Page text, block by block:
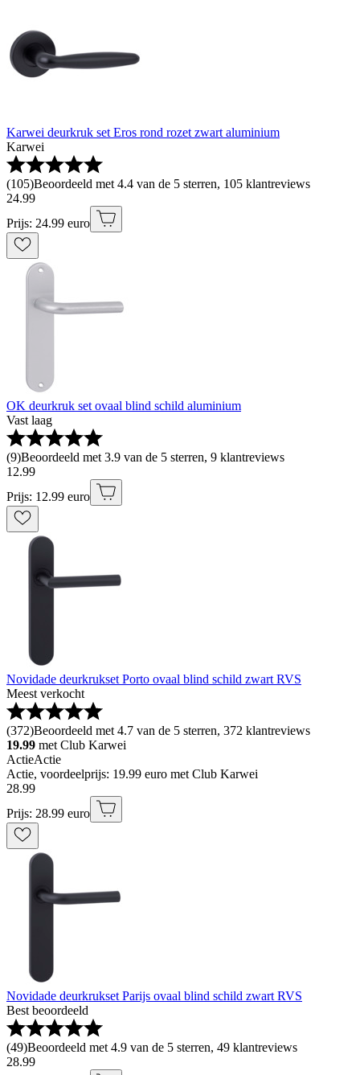
Karwei deurkruk set Eros rond rozet zwart aluminium
Karwei
(105)Beoordeeld met 4.4 van de 5 sterren, 105 klantreviews
24.99
Prijs: 24.99 euro
OK deurkruk set ovaal blind schild aluminium
Vast laag
(9)Beoordeeld met 3.9 van de 5 sterren, 9 klantreviews
12.99
Prijs: 12.99 euro
Novidade deurkrukset Porto ovaal blind schild zwart RVS
Meest verkocht
(372)Beoordeeld met 4.7 van de 5 sterren, 372 klantreviews
19.99 met Club Karwei
ActieActie
Actie, voordeelprijs: 19.99 euro met Club Karwei
28.99
Prijs: 28.99 euro
Novidade deurkrukset Parijs ovaal blind schild zwart RVS
Best beoordeeld
(49)Beoordeeld met 4.9 van de 5 sterren, 49 klantreviews
28.99